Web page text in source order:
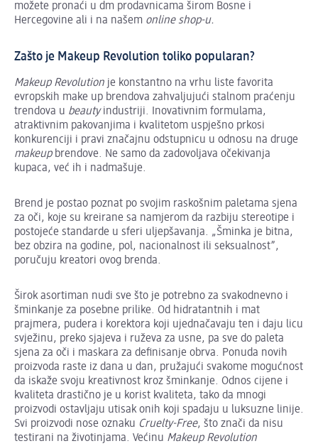
možete pronaći u dm prodavnicama širom Bosne i
Hercegovine ali i na našem online shop-u.
Zašto je Makeup Revolution toliko popularan?
Makeup Revolution je konstantno na vrhu liste favorita
evropskih make up brendova zahvaljujući stalnom praćenju
trendova u beautyindustriji. Inovativnim formulama,
atraktivnim pakovanjima i kvalitetom uspješno prkosi
konkurenciji i pravi značajnu odstupnicu u odnosu na druge
makeupbrendove. Ne samo da zadovoljava očekivanja
kupaca, već ih i nadmašuje.
Brend je postao poznat po svojim raskošnim paletama sjena
za oči, koje su kreirane sa namjerom da razbiju stereotipe i
postojeće standarde u sferi uljepšavanja. „Šminka je bitna,
bez obzira na godine, pol, nacionalnost ili seksualnost”,
poručuju kreatori ovog brenda.
Širok asortiman nudi sve što je potrebno za svakodnevno i
šminkanje za posebne prilike. Od hidratantnih i mat
prajmera, pudera i korektora koji ujednačavaju ten i daju licu
svježinu, preko sjajeva i ruževa za usne, pa sve do paleta
sjena za oči i maskara za definisanje obrva. Ponuda novih
proizvoda raste iz dana u dan, pružajući svakome mogućnost
da iskaže svoju kreativnost kroz šminkanje. Odnos cijene i
kvaliteta drastično je u korist kvaliteta, tako da mnogi
proizvodi ostavljaju utisak onih koji spadaju u luksuzne linije.
Svi proizvodi nose oznaku Cruelty-Free, što znači da nisu
testirani na životinjama. Većinu Makeup Revolution